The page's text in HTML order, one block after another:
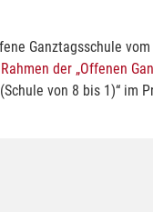
Ganztagsschule
der „Offenen
von 8 bis 1)“ im